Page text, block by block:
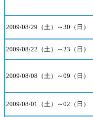
2009/08/29（土）～30（日）
2009/08/22（土）～23 （日）
2009/08/08（土）～09（日）
2009/08/01（土）～02（日）